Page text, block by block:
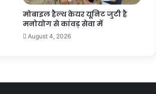
मोबाइल हैल्थ केयर यूनिट जुटी है
मनोयोग से कांवड़ सेवा में
August 4, 2026